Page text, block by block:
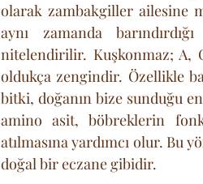
olarak zambakgiller ailesine
aynı zamanda
nitelendirilir. Kuşkonmaz; A,
oldukça zengindir. Özellikle
bitki, doğanın bize sunduğu
amino asit, böbreklerin
atılmasına yardımcı olur. Bu
doğal bir eczane gibidir.